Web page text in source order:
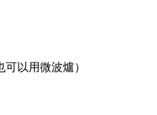
以用微波爐）